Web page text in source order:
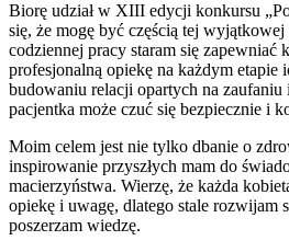
Biorę udział w XIII edycji konkursu
się, że mogę być częścią tej
codziennej pracy staram się zapewniać
profesjonalną opiekę na każdym etapie
budowaniu relacji opartych na zaufaniu
pacjentka może czuć się bezpiecznie i
Moim celem jest nie tylko dbanie o
inspirowanie przyszłych mam do
macierzyństwa. Wierzę, że każda
opiekę i uwagę, dlatego stale rozwijam
poszerzam wiedzę.